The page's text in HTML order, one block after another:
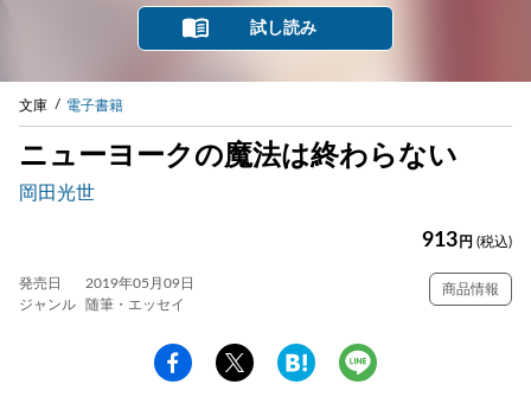
試し読み
文庫 電子書籍
ニューヨークの魔法は終わらない
岡田光世
913 円 (税込)
発売日
2019年05月09日
ジャンル
随筆・エッセイ
商品情報